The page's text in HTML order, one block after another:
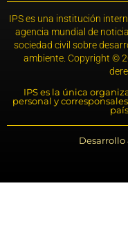
IPS es una institución
agencia mundial de
sociedad civil sobre
ambiente. Copyright ©
IPS es la única
personal y